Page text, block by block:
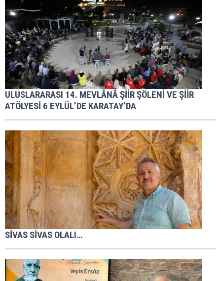
ULUSLARARASI 14. MEVLÂNÂ ŞİİR ŞÖLENİ VE ŞİİR
ATÖLYESİ 6 EYLÜL’DE KARATAY’DA
SİVAS SİVAS OLALI…